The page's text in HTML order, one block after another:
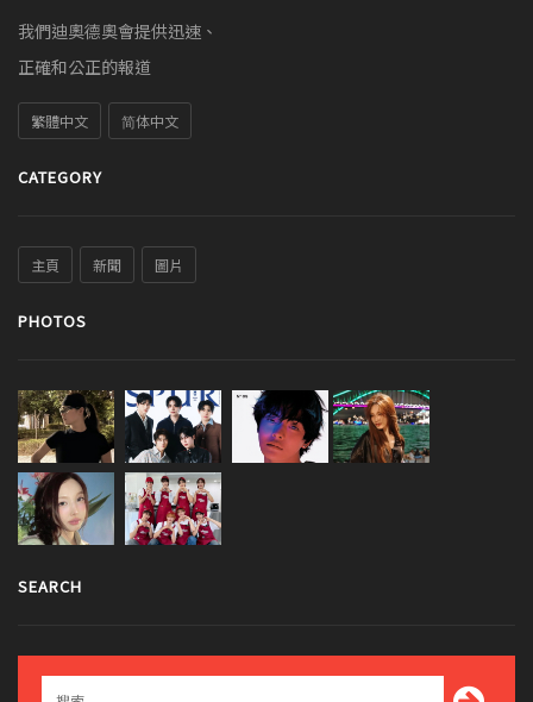
我們迪奧德奧會提供迅速、
正確和公正的報道
繁體中文 简体中文
CATEGORY
主頁 新聞 圖片
PHOTOS
SEARCH